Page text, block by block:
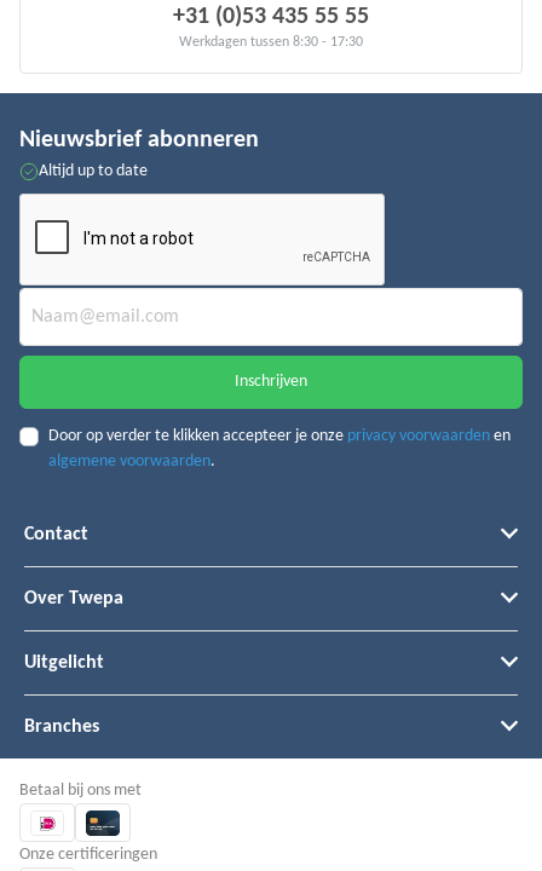
+31 (0)53 435 55 55
Werkdagen tussen 8:30 - 17:30
Nieuwsbrief abonneren
Altijd up to date
Inschrijven
Door op verder te klikken accepteer je onze privacy voorwaarden en
algemene voorwaarden.
Contact
Over Twepa
Uitgelicht
Branches
Betaal bij ons met
Onze certificeringen